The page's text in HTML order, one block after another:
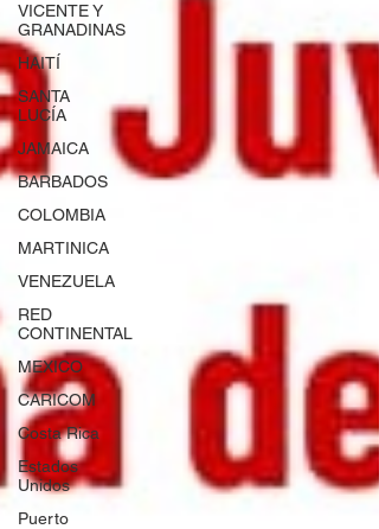
VICENTE Y
GRANADINAS
HAITÍ
SANTA
LUCÍA
JAMAICA
BARBADOS
COLOMBIA
MARTINICA
VENEZUELA
RED
CONTINENTAL
MEXICO
CARICOM
Costa Rica
Estados
Unidos
Puerto